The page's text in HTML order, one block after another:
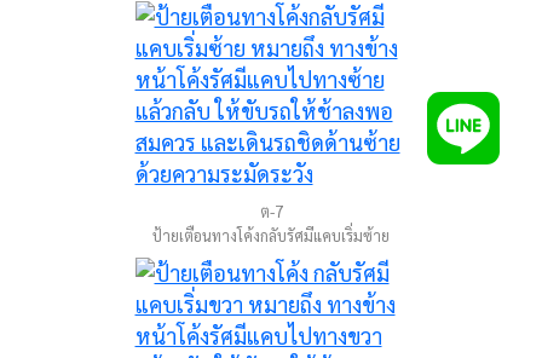
ต-7
ป้ายเตือนทางโค้งกลับรัศมีแคบเริ่มซ้าย